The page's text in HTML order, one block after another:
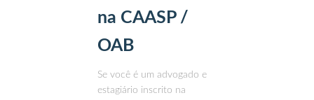
na CAASP /
OAB
Se você é um advogado e
estagiário inscrito na